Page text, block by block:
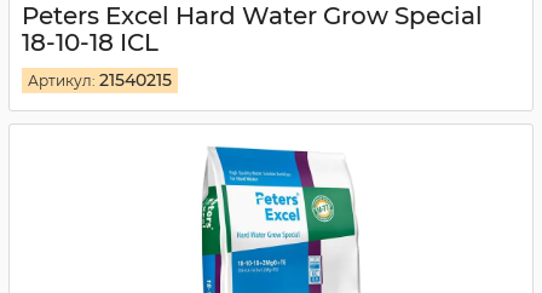
Peters Excel Hard Water Grow Special
18-10-18 ICL
Артикул: 21540215